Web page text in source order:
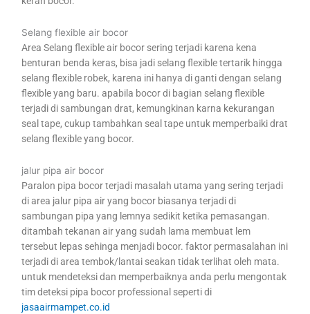
Selang flexible air bocor
Area Selang flexible air bocor sering terjadi karena kena
benturan benda keras, bisa jadi selang flexible tertarik hingga
selang flexible robek, karena ini hanya di ganti dengan selang
flexible yang baru. apabila bocor di bagian selang flexible
terjadi di sambungan drat, kemungkinan karna kekurangan
seal tape, cukup tambahkan seal tape untuk memperbaiki drat
selang flexible yang bocor.
jalur pipa air bocor
Paralon pipa bocor terjadi masalah utama yang sering terjadi
di area jalur pipa air yang bocor biasanya terjadi di
sambungan pipa yang lemnya sedikit ketika pemasangan.
ditambah tekanan air yang sudah lama membuat lem
tersebut lepas sehinga menjadi bocor. faktor permasalahan ini
terjadi di area tembok/lantai seakan tidak terlihat oleh mata.
untuk mendeteksi dan memperbaiknya anda perlu mengontak
tim deteksi pipa bocor professional seperti di
jasaairmampet.co.id